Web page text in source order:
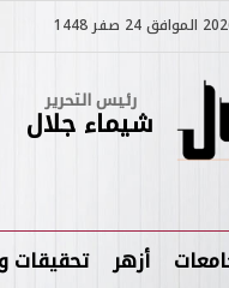
رئيس التحرير
شيماء جلال
أزهر تحقيقات